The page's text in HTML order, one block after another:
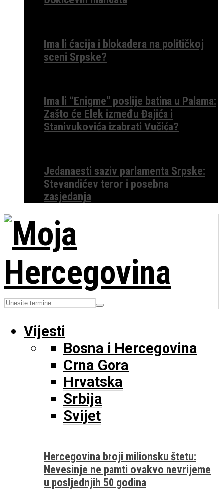
Ima li ćacija i blokadera na političkoj
sceni Srpske?
Ima li “Enigme” poslije batina u Palama:
Zašto će Elek između Đajića i
Stanivukovića izabrati Vučića?
Jedanaesti saziv parlamenta Srpske:
Stevandićev teror i posebna
zasjedanja
Vijesti
Bosna i Hercegovina
Crna Gora
Hrvatska
Srbija
Svijet
Hercegovina broji milionsku štetu:
Nevesinje ne pamti ovakvo nevrijeme
u posljednjih 50 godina